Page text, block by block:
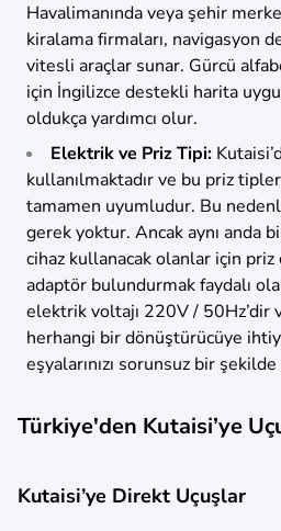
Havalimanında veya şehir
kiralama firmaları, navigasyon
vitesli araçlar sunar. Gürcü
için İngilizce destekli harita
oldukça yardımcı olur.
Elektrik ve Priz Tipi:
kullanılmaktadır ve bu priz
tamamen uyumludur. Bu
gerek yoktur. Ancak aynı anda
cihaz kullanacak olanlar için priz
adaptör bulundurmak faydalı
elektrik voltajı 220V / 50Hz’dir
herhangi bir dönüştürücüye
eşyalarınızı sorunsuz bir
Türkiye'den Kutaisi’ye
Kutaisi’ye Direkt Uçuşlar